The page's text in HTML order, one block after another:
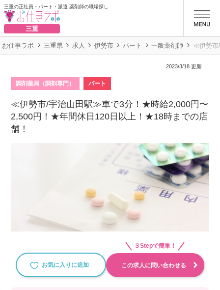
三重の正社員・パート・派遣 薬剤師の職場探し
三重
お仕事ラボ 三重県 求人 伊勢市 パート 一般薬剤師 ≪伊勢市
2023/3/18 更新
調剤薬局（調剤専門） パート
≪伊勢市/宇治山田駅≫車で3分！★時給2,000円〜
2,500円！★年間休日120日以上！★18時までの店
舗！
お気に入りに追加
３Stepで簡単！
この求人に問い合わせる